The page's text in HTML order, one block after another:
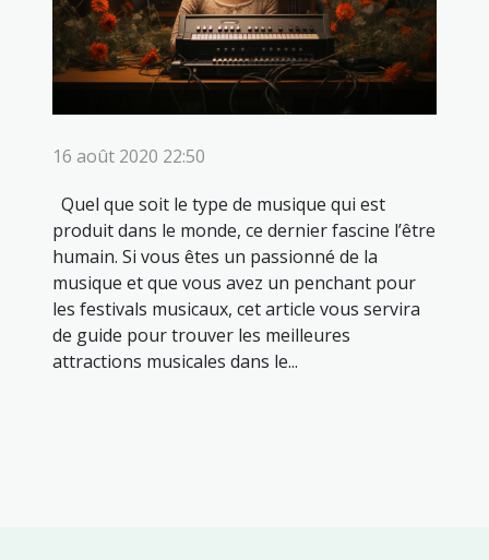
16 août 2020 22:50
Quel que soit le type de musique qui est
produit dans le monde, ce dernier fascine l’être
humain. Si vous êtes un passionné de la
musique et que vous avez un penchant pour
les festivals musicaux, cet article vous servira
de guide pour trouver les meilleures
attractions musicales dans le...